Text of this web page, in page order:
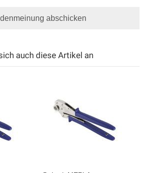
abschicken
auch diese Artikel an